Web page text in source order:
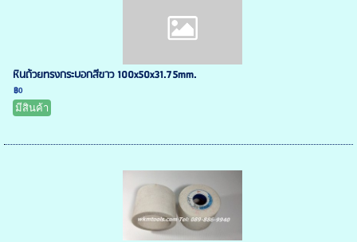
หินถ้วยทรงกระบอกสีขาว 100x50x31.75mm.
฿0
มีสินค้า